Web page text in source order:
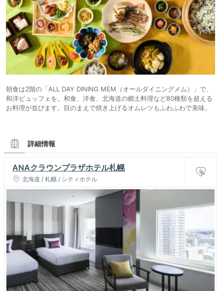
朝食は2階の「ALL DAY DINING MEM（オールダイニングメム）」で、
和洋ビュッフェを。和食、洋食、北海道の郷土料理など80種類を超える
お料理が並びます。目のまえで焼き上げるオムレツもふわふわで美味。
詳細情報
ANAクラウンプラザホテル札幌
北海道 / 札幌 / シティホテル